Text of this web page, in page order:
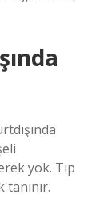
yok. Tıp